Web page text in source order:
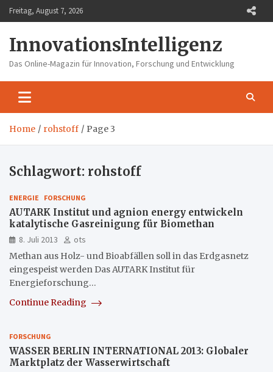
Skip
to
Freitag, August 7, 2026
InnovationsIntelligenz
Das Online-Magazin für Innovation, Forschung und Entwicklung
Home rohstoff Page 3
Schlagwort: rohstoff
ENERGIE FORSCHUNG
AUTARK Institut und agnion energy entwickeln
katalytische Gasreinigung für Biomethan
8. Juli 2013
ots
Methan aus Holz- und Bioabfällen soll in das Erdgasnetz
eingespeist werden Das AUTARK Institut für
Energieforschung…
Continue Reading
FORSCHUNG
WASSER BERLIN INTERNATIONAL 2013: Globaler
Marktplatz der Wasserwirtschaft